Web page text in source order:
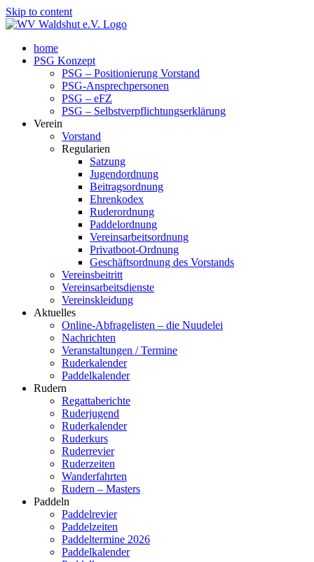
Skip to content
home
PSG Konzept
PSG – Positionierung Vorstand
PSG-Ansprechpersonen
PSG – eFZ
PSG – Selbstverpflichtungserklärung
Verein
Vorstand
Regularien
Satzung
Jugendordnung
Beitragsordnung
Ehrenkodex
Ruderordnung
Paddelordnung
Vereinsarbeitsordnung
Privatboot-Ordnung
Geschäftsordnung des Vorstands
Vereinsbeitritt
Vereinsarbeitsdienste
Vereinskleidung
Aktuelles
Online-Abfragelisten – die Nuudelei
Nachrichten
Veranstaltungen / Termine
Ruderkalender
Paddelkalender
Rudern
Regattaberichte
Ruderjugend
Ruderkalender
Ruderkurs
Ruderrevier
Ruderzeiten
Wanderfahrten
Rudern – Masters
Paddeln
Paddelrevier
Paddelzeiten
Paddeltermine 2026
Paddelkalender